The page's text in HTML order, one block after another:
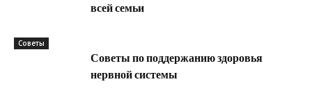
всей семьи
Советы
Советы по поддержанию здоровья
нервной системы